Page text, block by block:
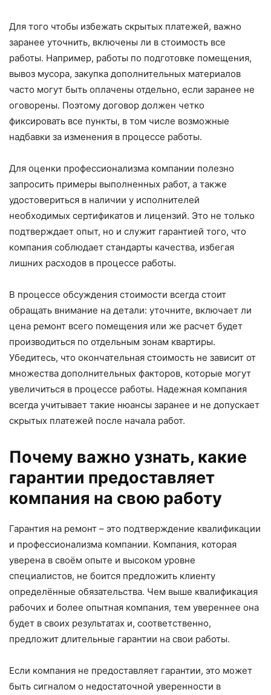
Для того чтобы избежать скрытых платежей, важно
заранее уточнить, включены ли в стоимость все
работы. Например, работы по подготовке помещения,
вывоз мусора, закупка дополнительных материалов
часто могут быть оплачены отдельно, если заранее не
оговорены. Поэтому договор должен четко
фиксировать все пункты, в том числе возможные
надбавки за изменения в процессе работы.
Для оценки профессионализма компании полезно
запросить примеры выполненных работ, а также
удостовериться в наличии у исполнителей
необходимых сертификатов и лицензий. Это не только
подтверждает опыт, но и служит гарантией того, что
компания соблюдает стандарты качества, избегая
лишних расходов в процессе работы.
В процессе обсуждения стоимости всегда стоит
обращать внимание на детали: уточните, включает ли
цена ремонт всего помещения или же расчет будет
производиться по отдельным зонам квартиры.
Убедитесь, что окончательная стоимость не зависит от
множества дополнительных факторов, которые могут
увеличиться в процессе работы. Надежная компания
всегда учитывает такие нюансы заранее и не допускает
скрытых платежей после начала работ.
Почему важно узнать, какие
гарантии предоставляет
компания на свою работу
Гарантия на ремонт – это подтверждение квалификации
и профессионализма компании. Компания, которая
уверена в своём опыте и высоком уровне
специалистов, не боится предложить клиенту
определённые обязательства. Чем выше квалификация
рабочих и более опытная компания, тем увереннее она
будет в своих результатах и, соответственно,
предложит длительные гарантии на свои работы.
Если компания не предоставляет гарантии, это может
быть сигналом о недостаточной уверенности в